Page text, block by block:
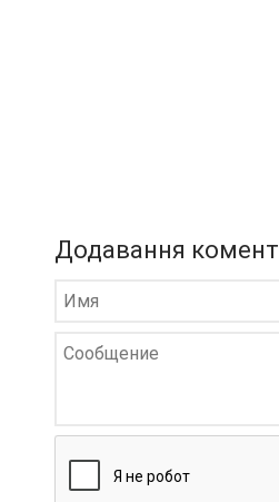
Додавання